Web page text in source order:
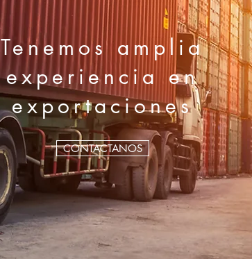
Tenemos amplia
experiencia en
exportaciones
CONTACTANOS